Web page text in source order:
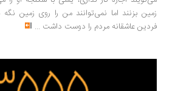
زمین بزنند اما نمی‌توانند من را روی زمین
فردین عاشقانه مردم را دوست داشت ...